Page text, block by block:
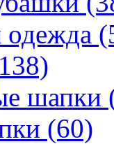
одежда
шапки
(60)